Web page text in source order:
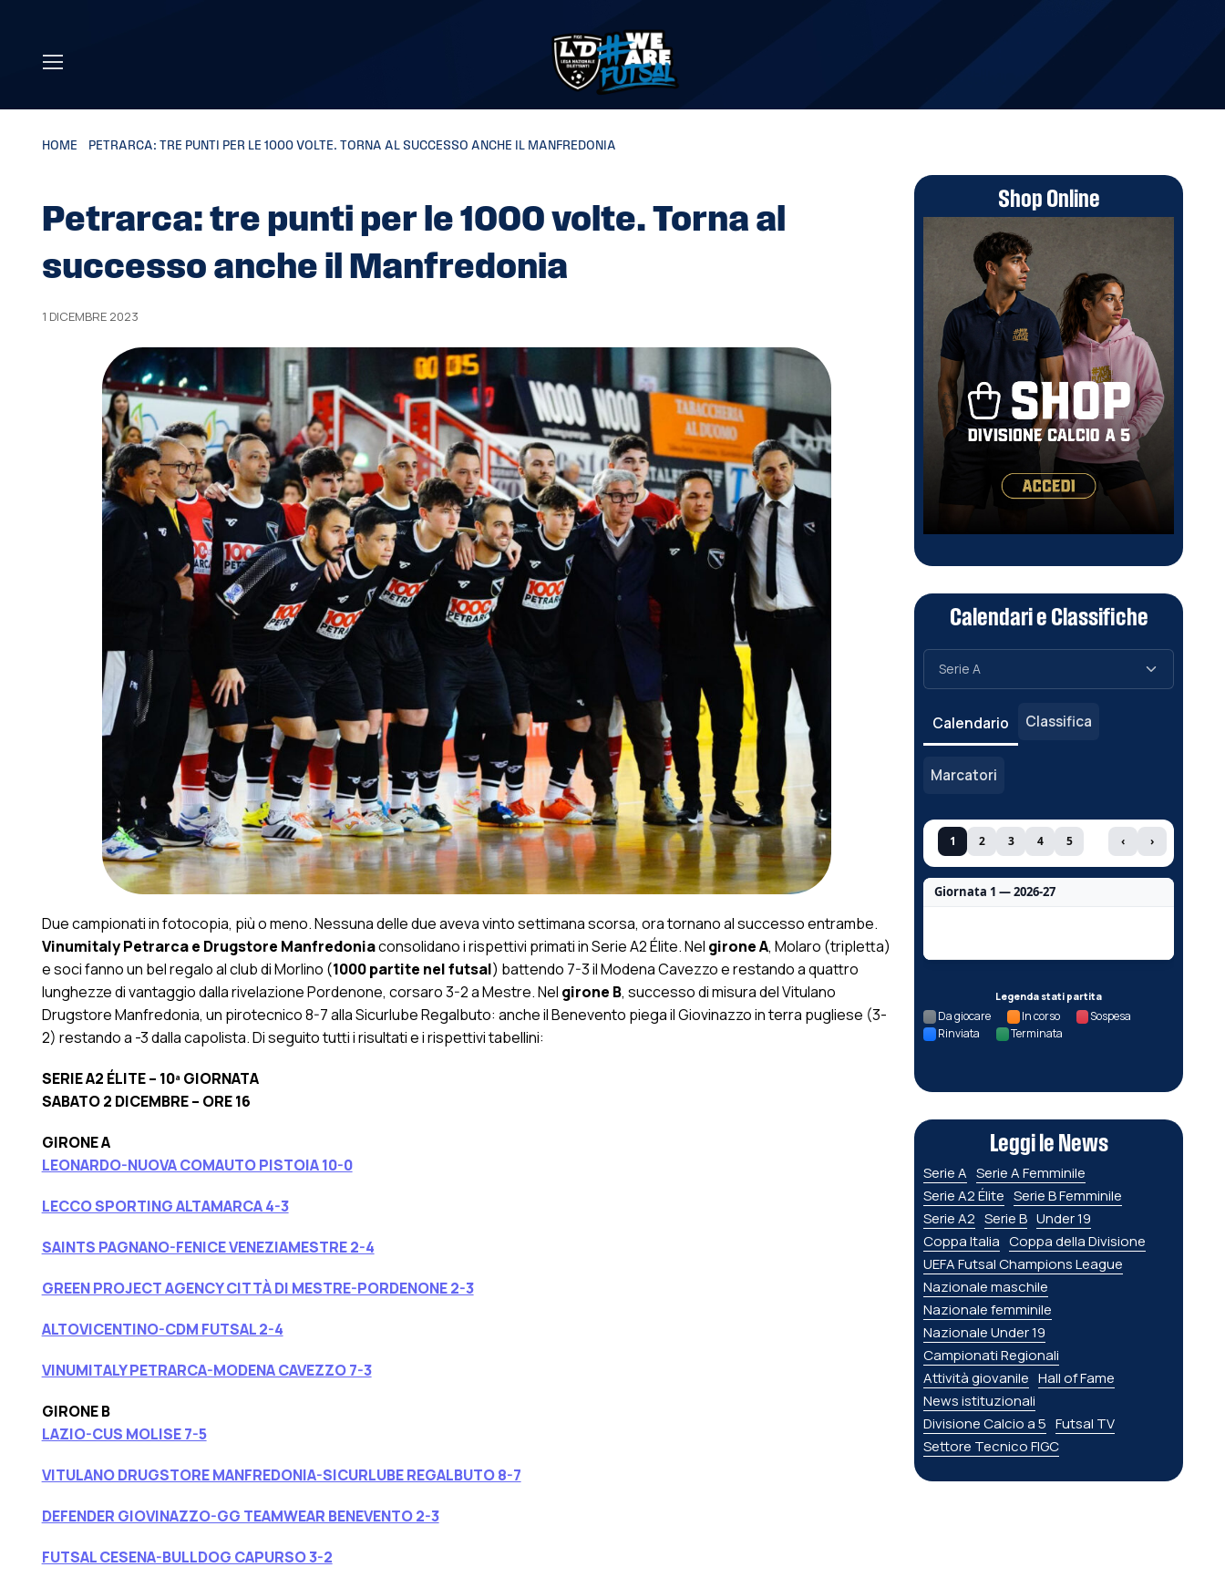
HOME PETRARCA: TRE PUNTI PER LE 1000 VOLTE. TORNA AL SUCCESSO ANCHE IL MANFREDONIA
Petrarca: tre punti per le 1000 volte. Torna al
successo anche il Manfredonia
1 DICEMBRE 2023
Due campionati in fotocopia, più o meno. Nessuna delle due aveva vinto settimana scorsa, ora tornano al successo entrambe.
Vinumitaly Petrarca e Drugstore Manfredoniaconsolidano i rispettivi primati in Serie A2 Élite. Nel girone A, Molaro (tripletta)
e soci fanno un bel regalo al club di Morlino (1000 partite nel futsal) battendo 7-3 il Modena Cavezzo e restando a quattro
lunghezze di vantaggio dalla rivelazione Pordenone, corsaro 3-2 a Mestre. Nel girone B, successo di misura del Vitulano
Drugstore Manfredonia, un pirotecnico 8-7 alla Sicurlube Regalbuto: anche il Benevento piega il Giovinazzo in terra pugliese (3-
2) restando a -3 dalla capolista. Di seguito tutti i risultati e i rispettivi tabellini:
SERIE A2 ÉLITE – 10ª GIORNATA
SABATO 2 DICEMBRE – ORE 16
GIRONE A
LEONARDO-NUOVA COMAUTO PISTOIA 10-0
LECCO SPORTING ALTAMARCA 4-3
SAINTS PAGNANO-FENICE VENEZIAMESTRE 2-4
GREEN PROJECT AGENCY CITTÀ DI MESTRE-PORDENONE 2-3
ALTOVICENTINO-CDM FUTSAL 2-4
VINUMITALY PETRARCA-MODENA CAVEZZO 7-3
GIRONE B
LAZIO-CUS MOLISE 7-5
VITULANO DRUGSTORE MANFREDONIA-SICURLUBE REGALBUTO 8-7
DEFENDER GIOVINAZZO-GG TEAMWEAR BENEVENTO 2-3
FUTSAL CESENA-BULLDOG CAPURSO 3-2
Shop Online
Calendari e Classifiche
Calendario Classifica
Marcatori
1 2 3 4 5 ‹ ›
Giornata 1 — 2026-27
Legenda stati partita
Da giocare In corso
Sospesa
Rinviata
Terminata
Leggi le News
Serie A Serie A Femminile
Serie A2 Élite Serie B Femminile
Serie A2 Serie B Under 19
Coppa Italia Coppa della Divisione
UEFA Futsal Champions League
Nazionale maschile
Nazionale femminile
Nazionale Under 19
Campionati Regionali
Attività giovanile Hall of Fame
News istituzionali
Divisione Calcio a 5 Futsal TV
Settore Tecnico FIGC